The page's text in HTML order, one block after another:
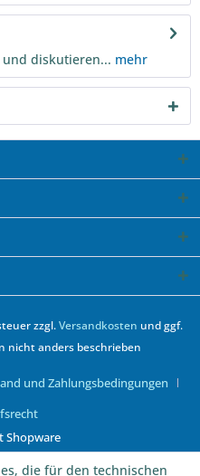
diskutieren... mehr
zzgl.Versandkosten und ggf.
nicht anders beschrieben
und Zahlungsbedingungen
Shopware
die für den technischen